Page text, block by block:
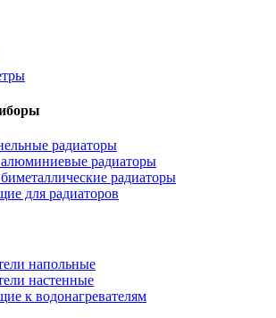
радиаторы
радиаторы
радиаторы
для радиаторов
напольные
настенные
к водонагревателям